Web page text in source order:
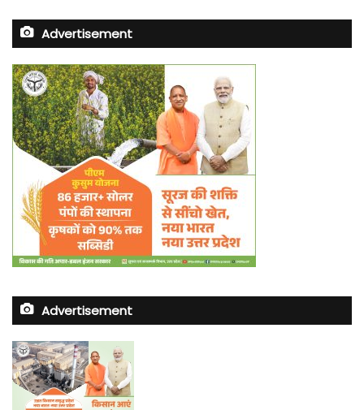
Advertisement
Advertisement